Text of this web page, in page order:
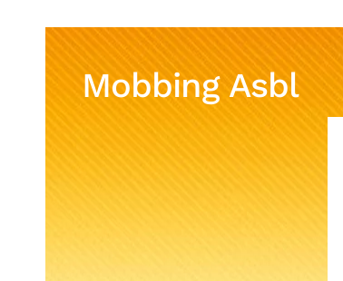
Mobbing Asbl